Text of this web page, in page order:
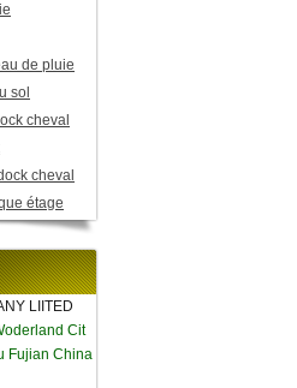
de pluie
sol
cheval
cheval
étage
LIITED
Cit
Fujian China